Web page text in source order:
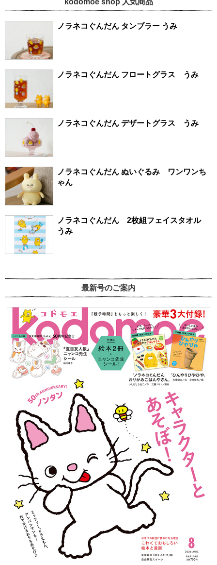
kodomoe shop 人気商品
ノラネコぐんだん タンブラー うみ
ノラネコぐんだん フロートグラス うみ
ノラネコぐんだん デザートグラス うみ
ノラネコぐんだん ぬいぐるみ ワンワンち
ゃん
ノラネコぐんだん 2枚組フェイスタオル
うみ
最新号のご案内